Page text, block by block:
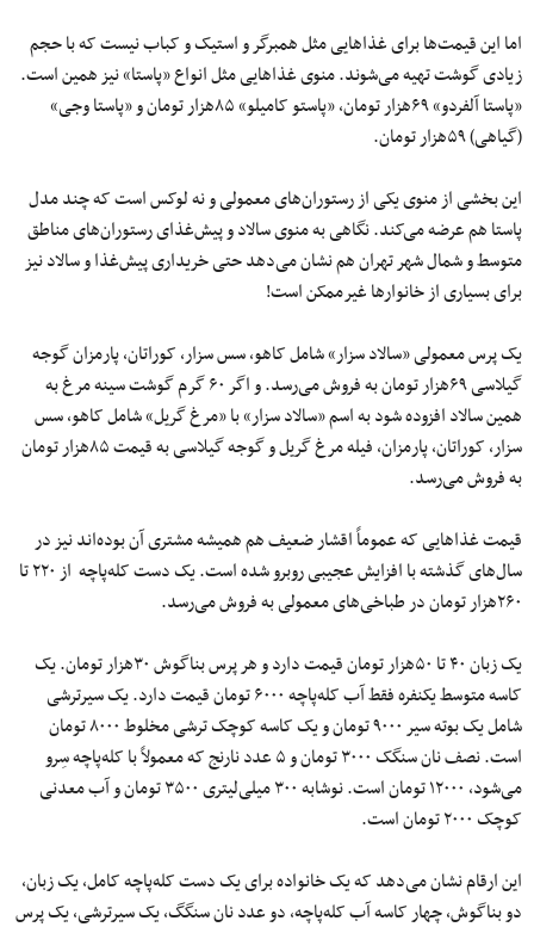
اما این قیمت‌ها برای غذاهایی مثل همبرگر و استیک و کباب نیست که با حجم
زیادی گوشت تهیه می‌شوند. منوی غذاهایی مثل انواع «پاستا» نیز همین است.
«پاستا آلفردو» ۶۹هزار تومان، «پاستو کامیلو» ۸۵هزار تومان و «پاستا وجی»
(گیاهی) ۵۹هزار تومان.
این بخشی از منوی یکی از رستوران‌های معمولی و نه لوکس است که چند مدل
پاستا هم عرضه می‌کند. نگاهی به منوی سالاد و پیش‌غذای رستوران‌های مناطق
متوسط و شمال شهر تهران هم نشان می‌دهد حتی خریداری پیش‌غذا و سالاد نیز
برای بسیاری از خانوارها غیرممکن است!
یک پرس معمولی «سالاد سزار» شامل کاهو، سس سزار، کوراتان، پارمزان گوجه
گیلاسی ۶۹هزار تومان به فروش می‌رسد. و اگر ۶۰ گرم گوشت سینه مرغ به
همین سالاد افزوده شود به اسم «سالاد سزار» با «مرغ گریل» شامل کاهو، سس
سزار، کوراتان، پارمزان، فیله مرغ گریل و گوجه گیلاسی به قیمت ۸۵هزار تومان
به فروش می‌رسد.
قیمت غذاهایی که عموماً اقشار ضعیف هم همیشه مشتری آن بوده‌اند نیز در
سال‌های گذشته با افزایش عجیبی روبرو شده است. یک دست کله‌پاچه از ۲۲۰ تا
۲۶۰هزار تومان در طباخی‌های معمولی به فروش می‌رسد.
یک زبان ۴۰ تا ۵۰هزار تومان قیمت دارد و هر پرس بناگوش ۳۰هزار تومان. یک
کاسه متوسط یکنفره فقط آب کله‌پاچه ۶۰۰۰ تومان قیمت دارد. یک سیرترشی
شامل یک بوته سیر ۹۰۰۰ تومان و یک کاسه کوچک‌ ترشی مخلوط ۸۰۰۰ تومان
است. نصف نان سنگک ۳۰۰۰ تومان و ۵ عدد نارنج که معمولاً با کله‌پاچه سِرو
می‌شود، ۱۲۰۰۰ تومان است. نوشابه ۳۰۰ میلی‌لیتری ۳۵۰۰ تومان و آب معدنی
کوچک ۲۰۰۰ تومان است.
این ارقام نشان می‌دهد که یک خانواده برای یک دست کله‌پاچه کامل، یک زبان،
دو بناگوش، چهار کاسه آب کله‌پاچه، دو عدد نان سنگگ، یک سیرترشی، یک پرس